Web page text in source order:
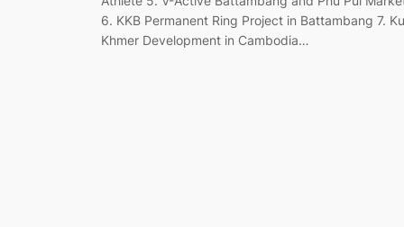
6. KKB Permanent Ring Project in Battambang 7.
Khmer Development in Cambodia…